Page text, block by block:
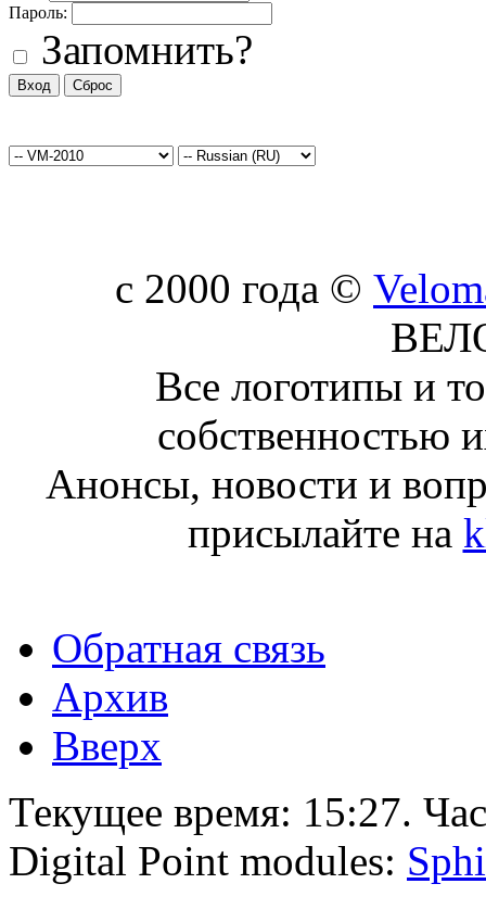
Пароль:
Запомнить?
c 2000 года ©
Все логотипы и
собственностью
Анонсы, новости и
присылайте на
Обратная связь
Архив
Вверх
Текущее время: 15:27.
Digital Point modules: